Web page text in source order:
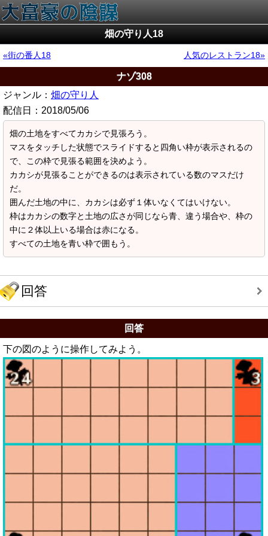
畑の守り人18
街の番人18 人気のレストラン18
ナゾ308
ジャンル： 畑の守り人
配信日： 2018/05/06
畑の土地をすべてカカシで見張ろう。
マスをタッチした状態でスライドすると四角い枠が表示されるの
で、この枠で見張る範囲を決めよう。
カカシが見張ることができるのは表示されている数のマスだけ
だ。
囲んだ土地の中に、カカシは必ず１体いなくてはいけない。
枠はカカシの数字と土地の広さが同じなら青、違う場合や、枠の
中に２体以上いる場合は赤になる。
すべての土地を青い枠で囲もう。
回答
回答
下の図のように操作してみよう。